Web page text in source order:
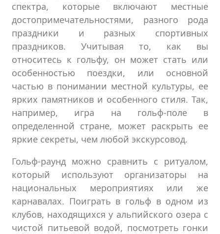
спектра, которые включают местные
достопримечательностями, разного рода
праздники и разных спортивных
праздников. Учитывая то, как вы
относитесь к гольфу, он может стать или
особенностью поездки, или основной
частью в понимании местной культуры, ее
ярких памятников и особенного стиля. Так,
например, игра на гольф-поле в
определенной стране, может раскрыть ее
яркие секреты, чем любой экскурсовод.
Гольф-раунд можно сравнить с ритуалом,
который используют организаторы на
национальных мероприятиях или же
карнавалах. Поиграть в гольф в одном из
клубов, находящихся у альпийского озера с
чистой питьевой водой, посмотреть гонки